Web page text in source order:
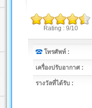
Rating : 9/10
โทรศัพท์ :
เครื่องปรับอากาศ :
รางวัลที่ได้รับ :